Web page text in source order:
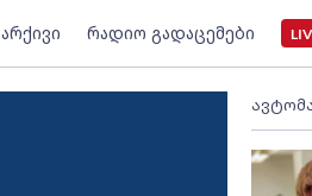
არქივი რადიო გადაცემები